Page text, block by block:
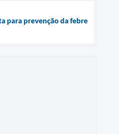
para prevenção da febre